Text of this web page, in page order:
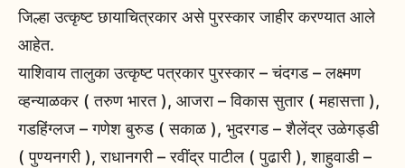
जिल्हा उत्कृष्ट छायाचित्रकार असे पुरस्कार जाहीर करण्यात आले
आहेत.
याशिवाय तालुका उत्कृष्ट पत्रकार पुरस्कार – चंदगड – लक्ष्‍मण
व्हन्याळकर ( तरुण भारत ), आजरा – विकास सुतार ( महासत्ता ),
गडहिंग्लज – गणेश बुरुड ( सकाळ ), भुदरगड – शैलेंद्र उळेगड्डी
( पुण्यनगरी ), राधानगरी – रवींद्र पाटील ( पुढारी ), शाहुवाडी –